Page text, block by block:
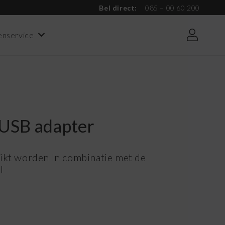
Bel direct: 085 – 00 60 200
adapter
worden In combinatie met de